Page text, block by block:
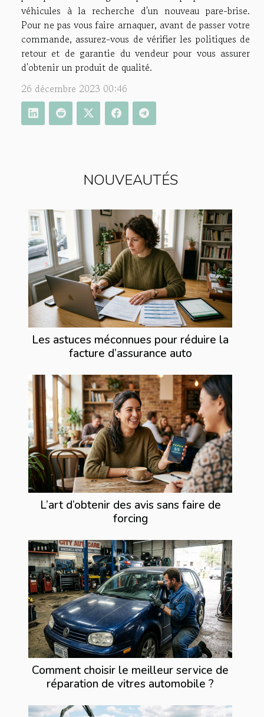
NOUVEAUTÉS
Les astuces méconnues pour réduire la
facture d’assurance auto
L’art d’obtenir des avis sans faire de
forcing
Comment choisir le meilleur service de
réparation de vitres automobile ?
véhicules à la recherche d'un nouveau pare-brise.
Pour ne pas vous faire arnaquer, avant de passer votre
commande, assurez-vous de vérifier les politiques de
retour et de garantie du vendeur pour vous assurer
d'obtenir un produit de qualité.
26 décembre 2023 00:46